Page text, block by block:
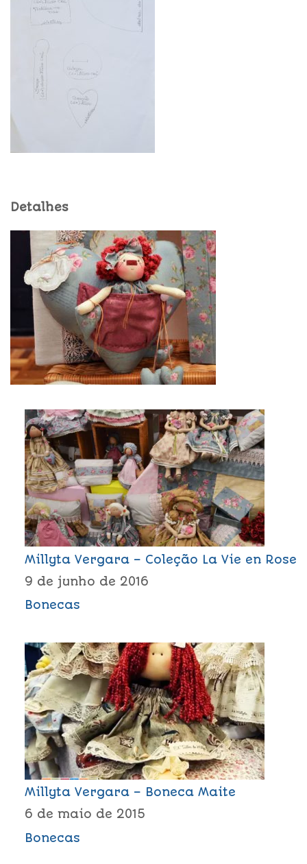
Detalhes
Millyta Vergara – Coleção La Vie en Rose
9 de junho de 2016
Bonecas
Millyta Vergara – Boneca Maite
6 de maio de 2015
Bonecas